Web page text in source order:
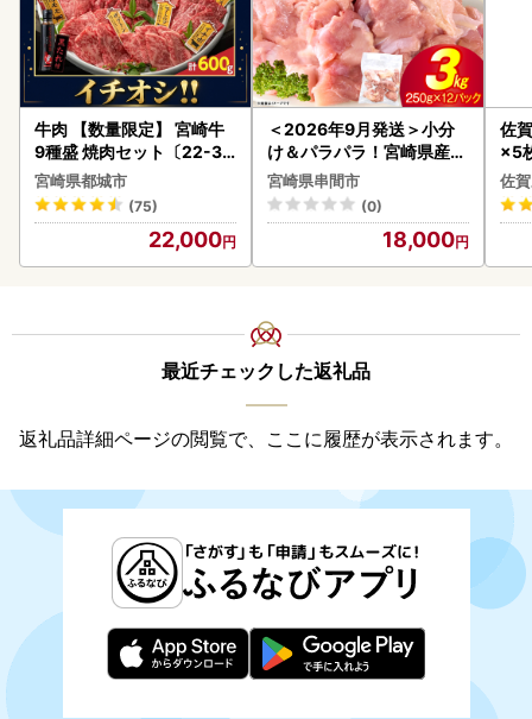
牛肉 【数量限定】 宮崎牛
9種盛 焼肉セット〔22-31
-006-600g〕都城 イチオ
シ!! 牛肉
宮崎県都城市
(75)
22,000
＜2026年9月発送＞小分
け＆パラパラ！宮崎県産鶏
ももカット合計3kg_K043
-009-2609
宮崎県串間市
(0)
18,000
佐
×5
佐
最近チェックした返礼品
返礼品詳細ページの閲覧で、ここに履歴が表示されます。